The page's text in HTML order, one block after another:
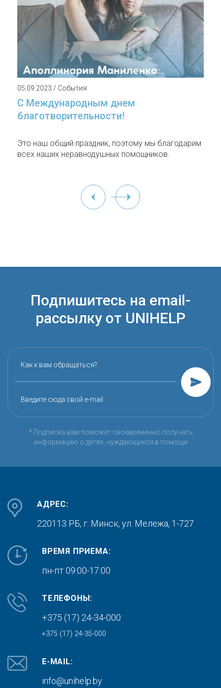
05.09.2023 / События
С Международным днем
благотворительности!
Это наш общий праздник, поэтому мы благодарим
всех наших неравнодушных помощников.
Подпишитесь на email-
рассылку от UNIHELP
Как к вам обращаться?
Введите сюда свой e-mail
* Подписка вам поможет своевременно получать
информацию о детях, нуждающихся в помощи
АДРЕС:
220113 РБ, г. Минск, ул. Мележа, 1-727
ВРЕМЯ ПРИЕМА:
пн-пт 09:00-17:00
ТЕЛЕФОНЫ:
+375 (17) 24-34-000
+375 (17) 24-35-000
E-MAIL:
info@unihelp.by